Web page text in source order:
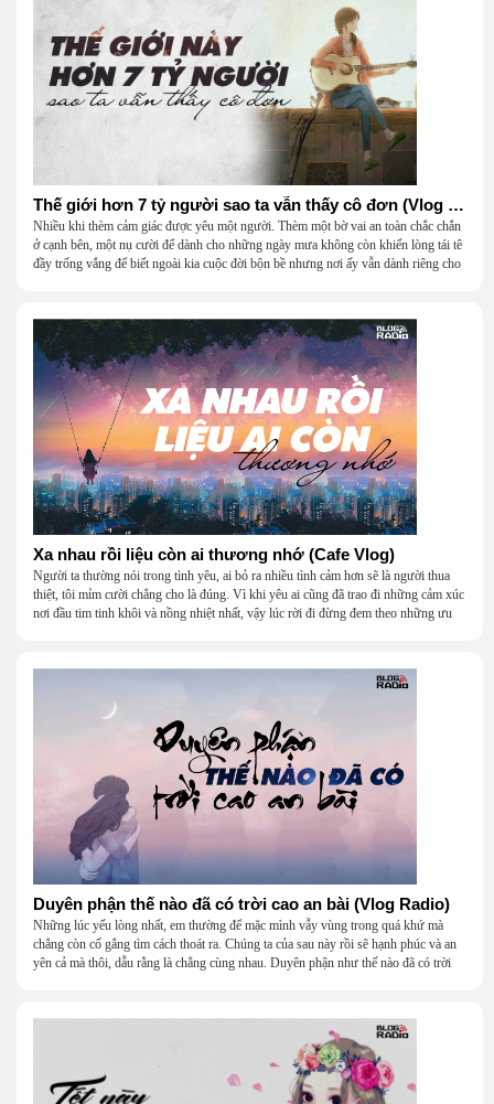
Thế giới hơn 7 tỷ người sao ta vẫn thấy cô đơn (Vlog Radio)
Nhiều khi thèm cảm giác được yêu một người. Thèm một bờ vai an toàn chắc chắn
ở cạnh bên, một nụ cười để dành cho những ngày mưa không còn khiến lòng tái tê
đầy trống vắng để biết ngoài kia cuộc đời bộn bề nhưng nơi ấy vẫn dành riêng cho
Xa nhau rồi liệu còn ai thương nhớ (Cafe Vlog)
Người ta thường nói trong tình yêu, ai bỏ ra nhiều tình cảm hơn sẽ là người thua
thiệt, tôi mỉm cười chẳng cho là đúng. Vì khi yêu ai cũng đã trao đi những cảm xúc
nơi đầu tim tinh khôi và nồng nhiệt nhất, vậy lúc rời đi đừng đem theo những ưu
Duyên phận thế nào đã có trời cao an bài (Vlog Radio)
Những lúc yếu lòng nhất, em thường để mặc mình vẫy vùng trong quá khứ mà
chẳng còn cố gắng tìm cách thoát ra. Chúng ta của sau này rồi sẽ hạnh phúc và an
yên cả mà thôi, dẫu rằng là chẳng cùng nhau. Duyên phận như thế nào đã có trời
bầu trời lại trong vắt, xinh đẹp.